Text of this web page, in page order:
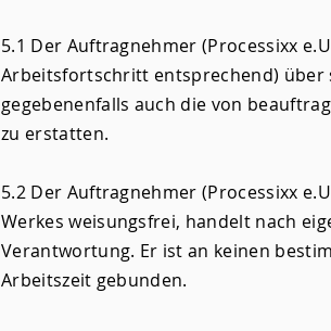
5.1 Der Auftragnehmer (Processixx
Arbeitsfortschritt entsprechend)
gegebenenfalls auch die von
zu erstatten.
5.2 Der Auftragnehmer (Processixx
Werkes weisungsfrei, handelt nach
Verantwortung. Er ist an keinen
Arbeitszeit gebunden.